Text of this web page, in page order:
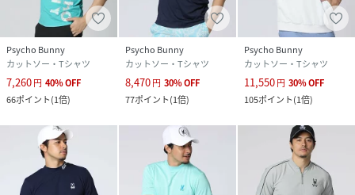
Psycho Bunny
カットソー・Tシャツ
7,260円 40%OFF
66ポイント(1倍)
Psycho Bunny
カットソー・Tシャツ
8,470円 30%OFF
77ポイント(1倍)
Psycho Bunny
カットソー・Tシャツ
11,550円 30%OFF
105ポイント(1倍)